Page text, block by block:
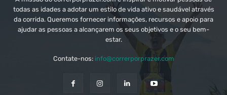
todas as idades a adotar um estilo de vida ativo e saudável através
da corrida. Queremos fornecer informações, recursos e apoio para
ajudar as pessoas a alcançarem os seus objetivos e o seu bem-
estar.
Contate-nos: info@correrporprazer.com